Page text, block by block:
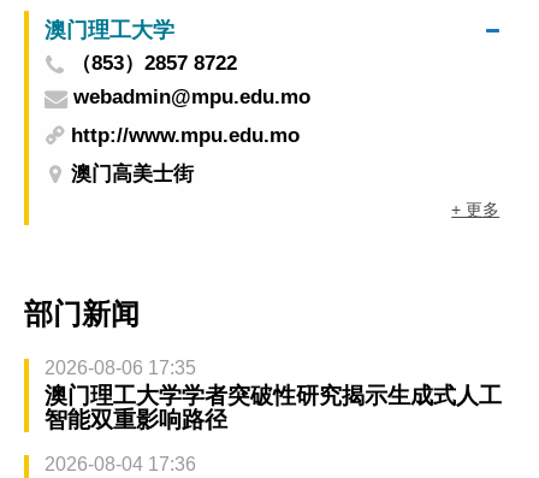
澳门理工大学
（853）2857 8722
webadmin@mpu.edu.mo
http://www.mpu.edu.mo
澳门高美士街
+ 更多
部门新闻
2026-08-06 17:35
澳门理工大学学者突破性研究揭示生成式人工
智能双重影响路径
2026-08-04 17:36